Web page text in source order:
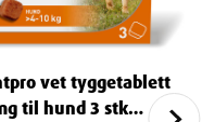
vet tyggetablett
til hund 3 stk